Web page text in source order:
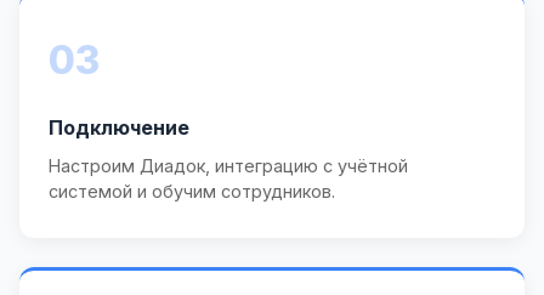
03
Подключение
Настроим Диадок, интеграцию с учётной
системой и обучим сотрудников.